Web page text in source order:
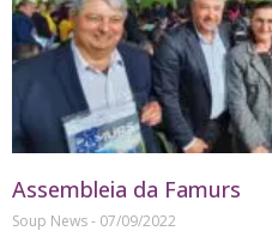
Assembleia da Famurs
Soup News
07/09/2022